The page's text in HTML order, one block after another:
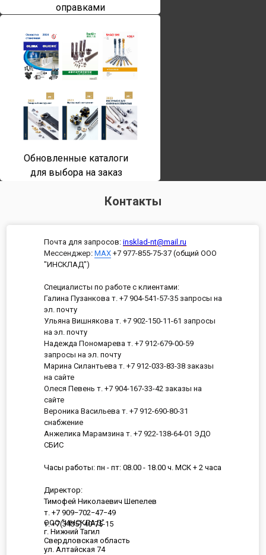
оправками
Обновленные каталоги
для выбора на заказ
Контакты
ООО "ИНСКЛАД"
г. Нижний Тагил
Свердловская область
ул. Алтайская 74
Почта для запросов: insklad-nt@mail.ru
Мессенджер: MAX +7 977-855-75-37 (общий ООО
"ИНСКЛАД")
Специалисты по работе с клиентами:
Галина Пузанкова т. +7 904-541-57-35 запросы на
эл. почту
Ульяна Вишнякова т. +7 902-150-11-61 запросы
на эл. почту
Надежда Пономарева т. +7 912-679-00-59
запросы на эл. почту
Марина Силантьева т. +7 912-033-83-38 заказы
на сайте
Олеся Певень т. +7 904-167-33-42 заказы на
сайте
Вероника Васильева т. +7 912-690-80-31
снабжение
Анжелика Марамзина т. +7 922-138-64-01 ЭДО
СБИС
Часы работы: пн - пт: 08.00 - 18.00 ч. МСК + 2 часа
Директор:
Тимофей Николаевич Шепелев
т. +7 909−702−47−49
т. +7(3435) 40-75-15